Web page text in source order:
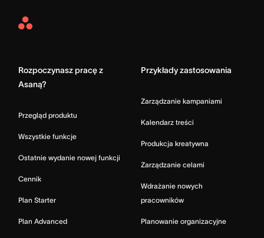
Asana
Rozpoczynasz pracę z
Asaną?
Przegląd produktu
Wszystkie funkcje
Ostatnie wydanie nowej funkcji
Cennik
Plan Starter
Plan Advanced
Przykłady zastosowania
Zarządzanie kampaniami
Kalendarz treści
Produkcja kreatywna
Zarządzanie celami
Wdrażanie nowych
pracowników
Planowanie organizacyjne